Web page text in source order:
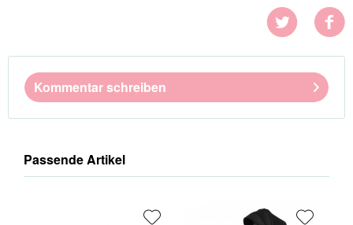
Kommentar schreiben
Passende Artikel